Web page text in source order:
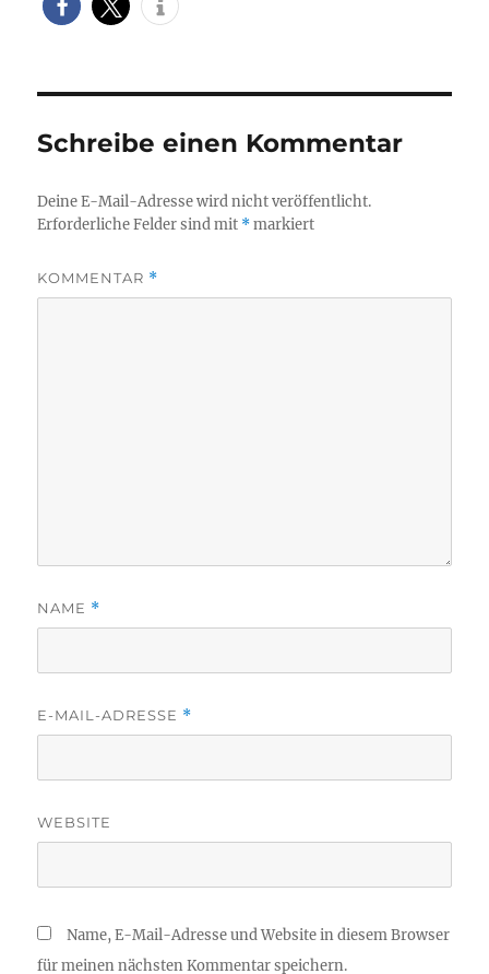
Schreibe einen Kommentar
Deine E-Mail-Adresse wird nicht veröffentlicht.
Erforderliche Felder sind mit *markiert
KOMMENTAR *
NAME *
E-MAIL-ADRESSE *
WEBSITE
Name, E-Mail-Adresse und Website in diesem Browser
für meinen nächsten Kommentar speichern.